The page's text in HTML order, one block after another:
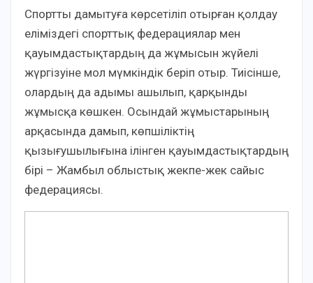
Спортты дамытуға көрсетіліп отырған қолдау
еліміздегі спорттық федерациялар мен
қауымдастықтардың да жұмысын жүйелі
жүргізуіне мол мүмкіндік беріп отыр. Тиісінше,
олардың да адымы ашылып, қарқынды
жұмысқа көшкен. Осындай жұмыстарының
арқасында дамып, көпшіліктің
қызығушылығына ілінген қауымдастықтардың
бірі – Жамбыл облыстық жекпе-жек сайыс
федерациясы.